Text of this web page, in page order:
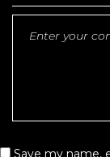
Save my name,